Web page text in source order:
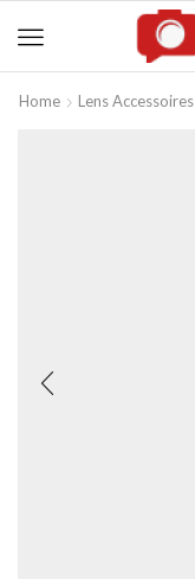
Home Lens Accessoires